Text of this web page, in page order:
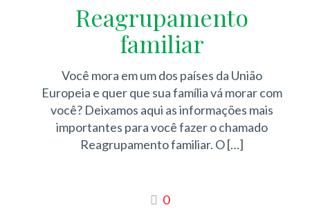
Reagrupamento
familiar
Você mora em um dos países da União
Europeia e quer que sua família vá morar com
você? Deixamos aqui as informações mais
importantes para você fazer o chamado
Reagrupamento familiar. O[…]
0